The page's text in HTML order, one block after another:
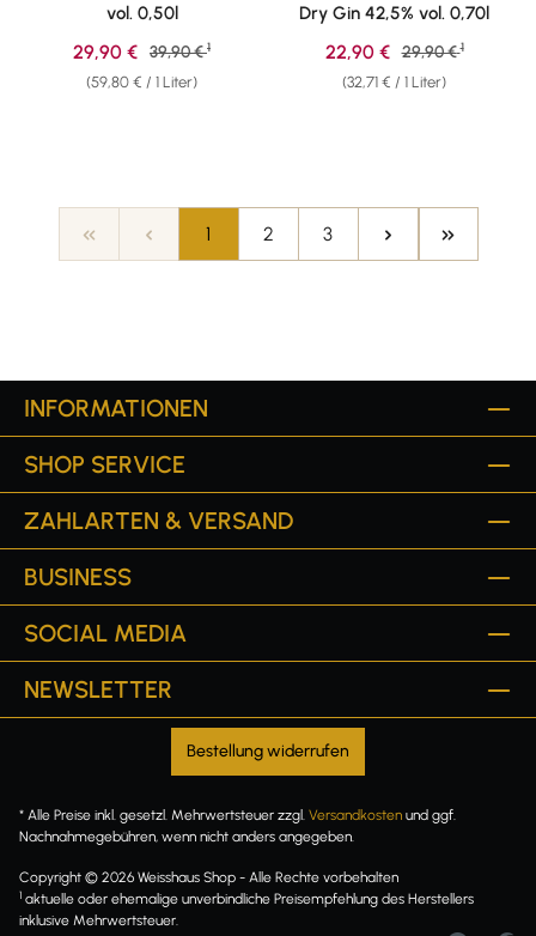
vol. 0,50l
(59,80 € / 1 Liter)
Verkaufspreis:
29,90 € Regulärer Preis:
39,90 € 1
Dry Gin 42,5% vol. 0,70l
(32,71 € / 1 Liter)
Verkaufspreis:
22,90 € Regulärer Preis:
29,90 € 1
Seite
1 Seite
2 Seite
3
INFORMATIONEN
SHOP SERVICE
ZAHLARTEN & VERSAND
BUSINESS
SOCIAL MEDIA
NEWSLETTER
Bestellung widerrufen
* Alle Preise inkl. gesetzl. Mehrwertsteuer zzgl. Versandkosten und ggf.
Nachnahmegebühren, wenn nicht anders angegeben.
Copyright © 2026 Weisshaus Shop - Alle Rechte vorbehalten
1 aktuelle oder ehemalige unverbindliche Preisempfehlung des Herstellers
inklusive Mehrwertsteuer.